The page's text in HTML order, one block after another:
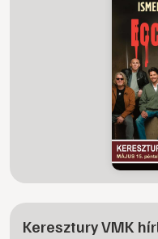
Keresztury VMK